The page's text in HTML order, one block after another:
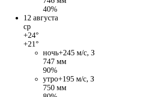
40%
12 августа
ср
+24°
+21°
ночь+245 м/c, З
747 мм
90%
утро+195 м/c, З
750 мм